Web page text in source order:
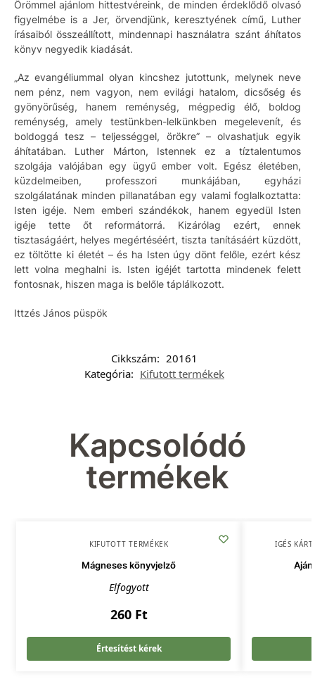
Örömmel ajánlom hittestvéreink, de minden érdeklődő olvasó
figyelmébe is a Jer, örvendjünk, keresztyének című, Luther
írásaiból összeállított, mindennapi használatra szánt áhítatos
könyv negyedik kiadását.
„Az evangéliummal olyan kincshez jutottunk, melynek neve
nem pénz, nem vagyon, nem evilági hatalom, dicsőség és
gyönyörűség, hanem reménység, mégpedig élő, boldog
reménység, amely testünkben-lelkünkben megelevenít, és
boldoggá tesz – teljességgel, örökre” – olvashatjuk egyik
áhítatában. Luther Márton, Istennek ez a tíztalentumos
szolgája valójában egy ügyű ember volt. Egész életében,
küzdelmeiben, professzori munkájában, egyházi
szolgálatának minden pillanatában egy valami foglalkoztatta:
Isten igéje. Nem emberi szándékok, hanem egyedül Isten
igéje tette őt reformátorrá. Kizárólag ezért, ennek
tisztaságáért, helyes megértéséért, tiszta tanításáért küzdött,
ez töltötte ki életét – és ha Isten úgy dönt felőle, ezért kész
lett volna meghalni is. Isten igéjét tartotta mindenek felett
fontosnak, hiszen maga is belőle táplálkozott.
Ittzés János püspök
Cikkszám: 20161
Kategória: Kifutott termékek
Kapcsolódó
termékek
KIFUTOTT TERMÉKEK
Mágneses könyvjelző
Elfogyott
260 Ft
Értesítést kérek
IGÉS